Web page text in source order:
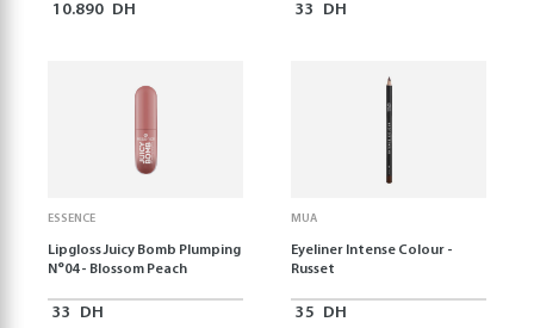
10.890 DH 33 DH
ESSENCE
Lipgloss Juicy Bomb Plumping
N°04 - Blossom Peach
33 DH
MUA
Eyeliner Intense Colour -
Russet
35 DH